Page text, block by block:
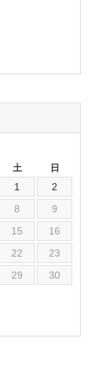
土 日
1
2
8
9
15
16
22
23
29
30